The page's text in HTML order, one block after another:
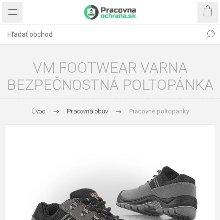
VM FOOTWEAR VARNA
BEZPEČNOSTNÁ POLTOPÁNKA
Úvod Pracovná obuv Pracovné poltopánky